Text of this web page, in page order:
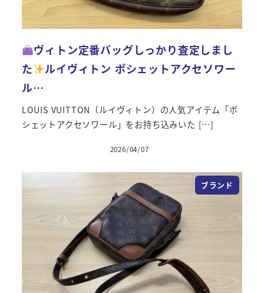
ヴィトン定番バッグしっかり査定しまし
た
ルイヴィトン ポシェットアクセソワー
ル…
LOUIS VUITTON（ルイヴィトン）の人気アイテム「ポ
シェットアクセソワール」をお持ち込みいた […]
投稿日
2026/04/07
ブランド